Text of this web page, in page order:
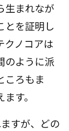
生まれなが
とを証明し
クノコアは
のように派
ころもま
す。
すが、どの